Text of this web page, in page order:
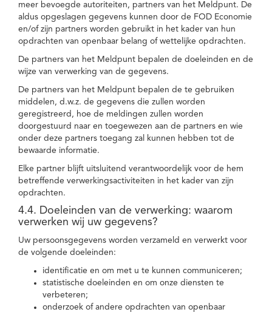
meer bevoegde autoriteiten, partners van het Meldpunt. De
aldus opgeslagen gegevens kunnen door de FOD Economie
en/of zijn partners worden gebruikt in het kader van hun
opdrachten van openbaar belang of wettelijke opdrachten.
De partners van het Meldpunt bepalen de doeleinden en de
wijze van verwerking van de gegevens.
De partners van het Meldpunt bepalen de te gebruiken
middelen, d.w.z. de gegevens die zullen worden
geregistreerd, hoe de meldingen zullen worden
doorgestuurd naar en toegewezen aan de partners en wie
onder deze partners toegang zal kunnen hebben tot de
bewaarde informatie.
Elke partner blijft uitsluitend verantwoordelijk voor de hem
betreffende verwerkingsactiviteiten in het kader van zijn
opdrachten.
4.4. Doeleinden van de verwerking: waarom
verwerken wij uw gegevens?
Uw persoonsgegevens worden verzameld en verwerkt voor
de volgende doeleinden:
identificatie en om met u te kunnen communiceren;
statistische doeleinden en om onze diensten te
verbeteren;
onderzoek of andere opdrachten van openbaar